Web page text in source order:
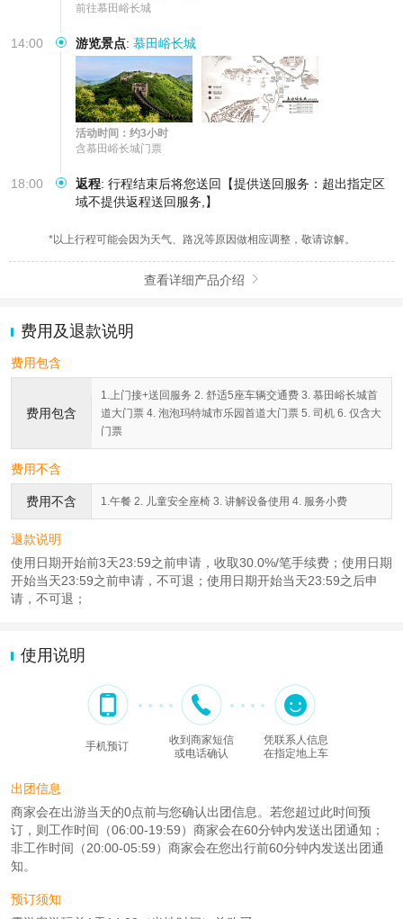
前往慕田峪长城
14:00 游览景点: 慕田峪长城
活动时间：约3小时
含慕田峪长城门票
18:00 返程: 行程结束后将您送回【提供送回服务：超出指定区
域不提供返程送回服务,】
*以上行程可能会因为天气、路况等原因做相应调整，敬请谅解。
查看详细产品介绍 
费用及退款说明
费用包含
费用包含
1.上门接+送回服务 2. 舒适5座车辆交通费 3. 慕田峪长城首
道大门票 4. 泡泡玛特城市乐园首道大门票 5. 司机 6. 仅含大
门票
费用不含
费用不含 1.午餐 2. 儿童安全座椅 3. 讲解设备使用 4. 服务小费
退款说明
使用日期开始前3天23:59之前申请，收取30.0%/笔手续费；使用日期
开始当天23:59之前申请，不可退；使用日期开始当天23:59之后申
请，不可退；
使用说明
手机预订
收到商家短信
或电话确认
凭联系人信息
在指定地上车
出团信息
商家会在出游当天的0点前与您确认出团信息。若您超过此时间预
订，则工作时间（06:00-19:59）商家会在60分钟内发送出团通知；
非工作时间（20:00-05:59）商家会在您出行前60分钟内发送出团通
知。
预订须知